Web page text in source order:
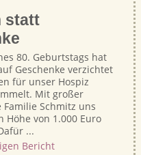
statt
80. Geburtstags hat
Geschenke verzichtet
für unser Hospiz
Mit großer
Familie Schmitz uns
Höhe von 1.000 Euro
...
Bericht